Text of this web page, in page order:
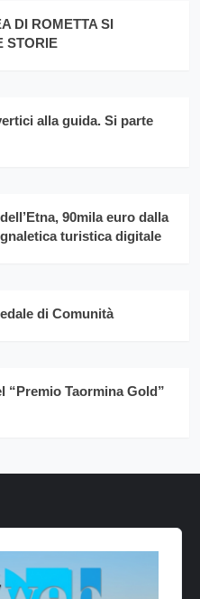
DI ROMETTA SI
STORIE
alla guida. Si parte
90mila euro dalla
turistica digitale
di Comunità
“Premio Taormina Gold”